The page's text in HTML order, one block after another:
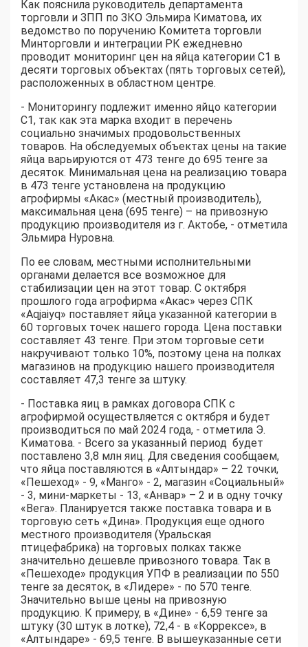
Как пояснила руководитель департамента
торговли и ЗПП по ЗКО Эльмира Киматова, их
ведомство по поручению Комитета торговли
Минторговли и интеграции РК ежедневно
проводит мониторинг цен на яйца категории С1 в
десяти торговых объектах (пять торговых сетей),
расположенных в областном центре.
- Мониторингу подлежит именно яйцо категории
С1, так как эта марка входит в перечень
социально значимых продовольственных
товаров. На обследуемых объектах цены на такие
яйца варьируются от 473 тенге до 695 тенге за
десяток. Минимальная цена на реализацию товара
в 473 тенге установлена на продукцию
агрофирмы «Акас» (местный производитель),
максимальная цена (695 тенге) – на привозную
продукцию производителя из г. Актобе, - отметила
Эльмира Нуровна.
По ее словам, местными исполнительными
органами делается все возможное для
стабилизации цен на этот товар. С октября
прошлого года агрофирма «Акас» через СПК
«Aqjaiyq» поставляет яйца указанной категории в
60 торговых точек нашего города. Цена поставки
составляет 43 тенге. При этом торговые сети
накручивают только 10%, поэтому цена на полках
магазинов на продукцию нашего производителя
составляет 47,3 тенге за штуку.
- Поставка яиц в рамках договора СПК с
агрофирмой осуществляется с октября и будет
производиться по май 2024 года, - отметила Э.
Киматова. - Всего за указанный период будет
поставлено 3,8 млн яиц. Для сведения сообщаем,
что яйца поставляются в «Алтындар» – 22 точки,
«Пешеход» - 9, «Манго» - 2, магазин «Социальный»
- 3, мини-маркеты - 13, «Анвар» – 2 и в одну точку
«Вега». Планируется также поставка товара и в
торговую сеть «Дина». Продукция еще одного
местного производителя (Уральская
птицефабрика) на торговых полках также
значительно дешевле привозного товара. Так в
«Пешеходе» продукция УПФ в реализации по 550
тенге за десяток, в «Лидере» - по 570 тенге.
Значительно выше цены на привозную
продукцию. К примеру, в «Дине» - 6,59 тенге за
штуку (30 штук в лотке), 72,4 - в «Коррексе», в
«Алтындаре» - 69,5 тенге. В вышеуказанные сети